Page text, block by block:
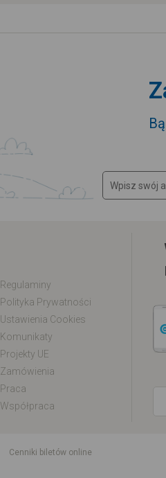
Regulaminy
Polityka Prywatności
Ustawienia Cookies
Komunikaty
Projekty UE
Zamówienia
Praca
Współpraca
Cenniki biletów online